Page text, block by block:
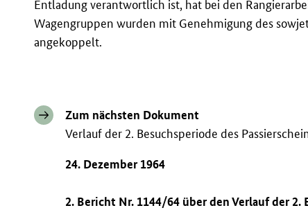
Entladung verantwortlich ist, hat bei den
Wagengruppen wurden mit Genehmigung des
angekoppelt.
Zum nächsten Dokument
Verlauf der 2. Besuchsperiode des
24. Dezember 1964
2. Bericht Nr. 1144/64 über den Verlauf der 2.